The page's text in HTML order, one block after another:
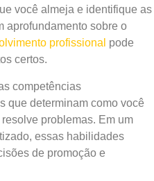
você almeja e identifique as
aprofundamento sobre o
profissional pode
certos.
competências
que determinam como você
problemas. Em um
essas habilidades
de promoção e